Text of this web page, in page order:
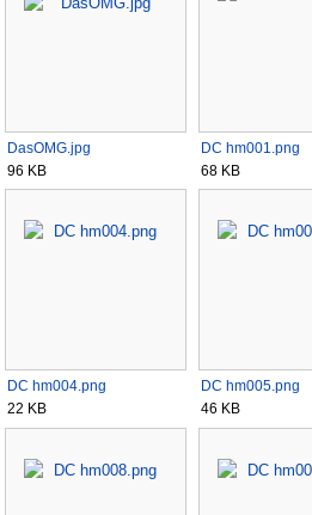
DasOMG.jpg
96 KB
DC hm001.png
68 KB
DC hm004.png
22 KB
DC hm005.png
46 KB